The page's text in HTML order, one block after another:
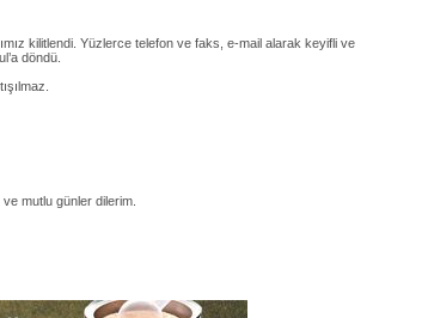
kilitlendi. Yüzlerce telefon ve faks, e-mail alarak keyifli ve
döndü.
mutlu günler dilerim.